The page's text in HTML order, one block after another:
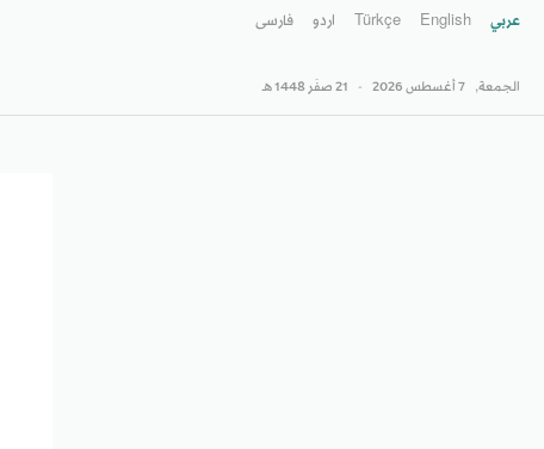
عربي English
Türkçe اردو فارسى
الجمعة, 7 أغسطس 2026 - 21 صفَر 1448 هـ